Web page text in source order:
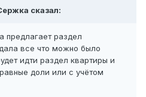
сказал:
предлагает раздел
все что можно было
идти раздел квартиры и
доли или с учётом